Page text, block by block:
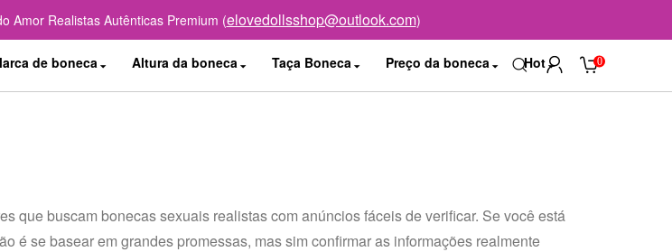
Amor Realistas Autênticas Premium (elovedollsshop@outlook.com)
de boneca Altura da boneca Taça Boneca Preço da boneca Hot 0
que buscam bonecas sexuais realistas com anúncios fáceis de verificar. Se você está
é se basear em grandes promessas, mas sim confirmar as informações realmente